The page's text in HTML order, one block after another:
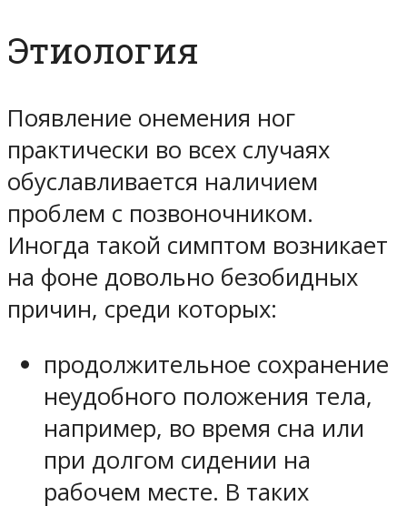
Этиология
Появление онемения ног
практически во всех случаях
обуславливается наличием
проблем с позвоночником.
Иногда такой симптом возникает
на фоне довольно безобидных
причин, среди которых:
продолжительное сохранение
неудобного положения тела,
например, во время сна или
при долгом сидении на
рабочем месте. В таких